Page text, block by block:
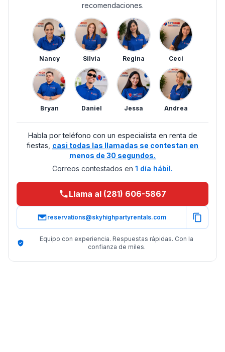
recomendaciones.
Nancy Silvia Regina Ceci
Bryan Daniel Jessa Andrea
Habla por teléfono con un especialista en renta de
fiestas, casi todas las llamadas se contestan en
menos de 30 segundos.
Correos contestados en 1 día hábil.
Llama al (281) 606-5867
reservations@skyhighpartyrentals.com
Equipo con experiencia. Respuestas rápidas. Con la
confianza de miles.